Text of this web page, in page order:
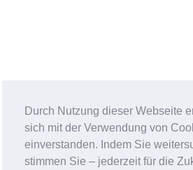
Durch Nutzung dieser Webseite
sich mit der Verwendung von
einverstanden. Indem Sie
stimmen Sie – jederzeit für die